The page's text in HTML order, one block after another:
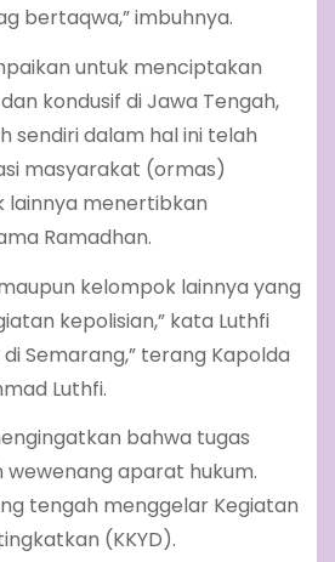
bertaqwa,” imbuhnya.
untuk menciptakan
kondusif di Jawa Tengah,
sendiri dalam hal ini telah
masyarakat (ormas)
lainnya menertibkan
Ramadhan.
kelompok lainnya yang
kepolisian,” kata Luthfi
Semarang,” terang Kapolda
Luthfi.
bahwa tugas
aparat hukum.
tengah menggelar Kegiatan
(KKYD).